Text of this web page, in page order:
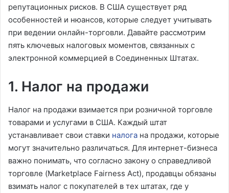
репутационных рисков. В США существует ряд
особенностей и нюансов, которые следует учитывать
при ведении онлайн-торговли. Давайте рассмотрим
пять ключевых налоговых моментов, связанных с
электронной коммерцией в Соединенных Штатах.
1. Налог на продажи
Налог на продажи взимается при розничной торговле
товарами и услугами в США. Каждый штат
устанавливает свои ставки налога на продажи, которые
могут значительно различаться. Для интернет-бизнеса
важно понимать, что согласно закону о справедливой
торговле (Marketplace Fairness Act), продавцы обязаны
взимать налог с покупателей в тех штатах, где у